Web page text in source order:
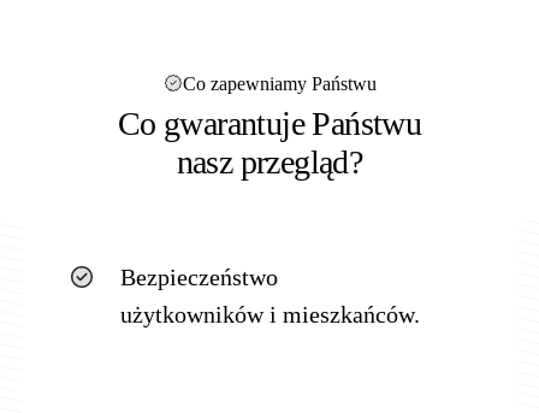
Co zapewniamy Państwu
Co gwarantuje Państwu
nasz przegląd?
Bezpieczeństwo
użytkowników i mieszkańców.